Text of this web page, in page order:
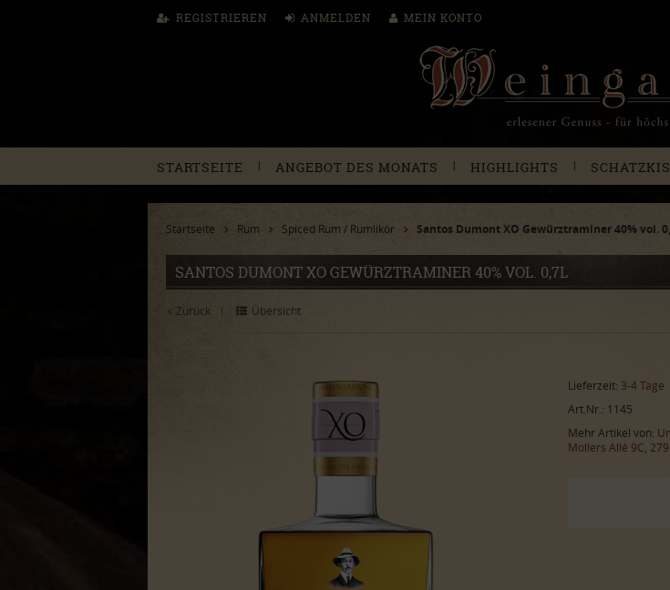
REGISTRIEREN ANMELDEN MEIN KONTO
STARTSEITE | ANGEBOT DES MONATS | HIGHLIGHTS |
Startseite Rum Spiced Rum / Rumlikör Santos Dumont XO Gewürztraminer 40% vol.
SANTOS DUMONT XO GEWÜRZTRAMINER 40% VOL. 0,7L
Zurück | Übersicht
Lieferzeit: 3-4 Tage
Art.Nr.: 1145
Mehr Artikel von:
Mollers Allé 9C,